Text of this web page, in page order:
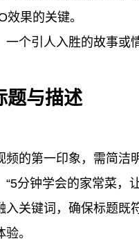
果的关键。
一个引人入胜的故事或
题与描述
频的第一印象，需简洁
分钟学会的家常菜，
入关键词，确保标题既
。